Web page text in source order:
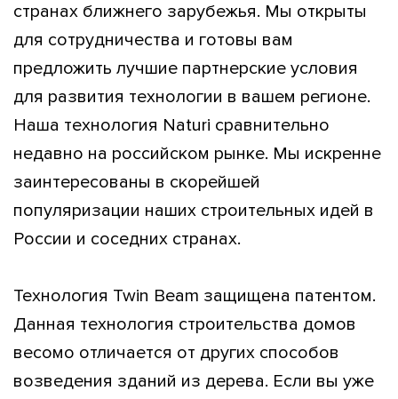
странах ближнего зарубежья. Мы открыты
для сотрудничества и готовы вам
предложить лучшие партнерские условия
для развития технологии в вашем регионе.
Наша технология Naturi сравнительно
недавно на российском рынке. Мы искренне
заинтересованы в скорейшей
популяризации наших строительных идей в
России и соседних странах.
Технология Twin Beam защищена патентом.
Данная технология строительства домов
весомо отличается от других способов
возведения зданий из дерева. Если вы уже